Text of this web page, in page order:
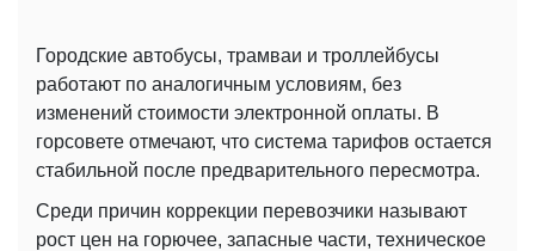
Городские автобусы, трамваи и троллейбусы
работают по аналогичным условиям, без
изменений стоимости электронной оплаты. В
горсовете отмечают, что система тарифов остается
стабильной после предварительного пересмотра.
Среди причин коррекции перевозчики называют
рост цен на горючее, запасные части, техническое